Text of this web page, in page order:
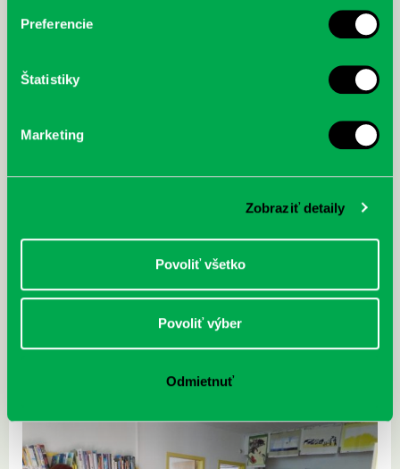
Preferencie
Štatistiky
Marketing
Zobraziť detaily
Povoliť všetko
Povoliť výber
Odmietnuť